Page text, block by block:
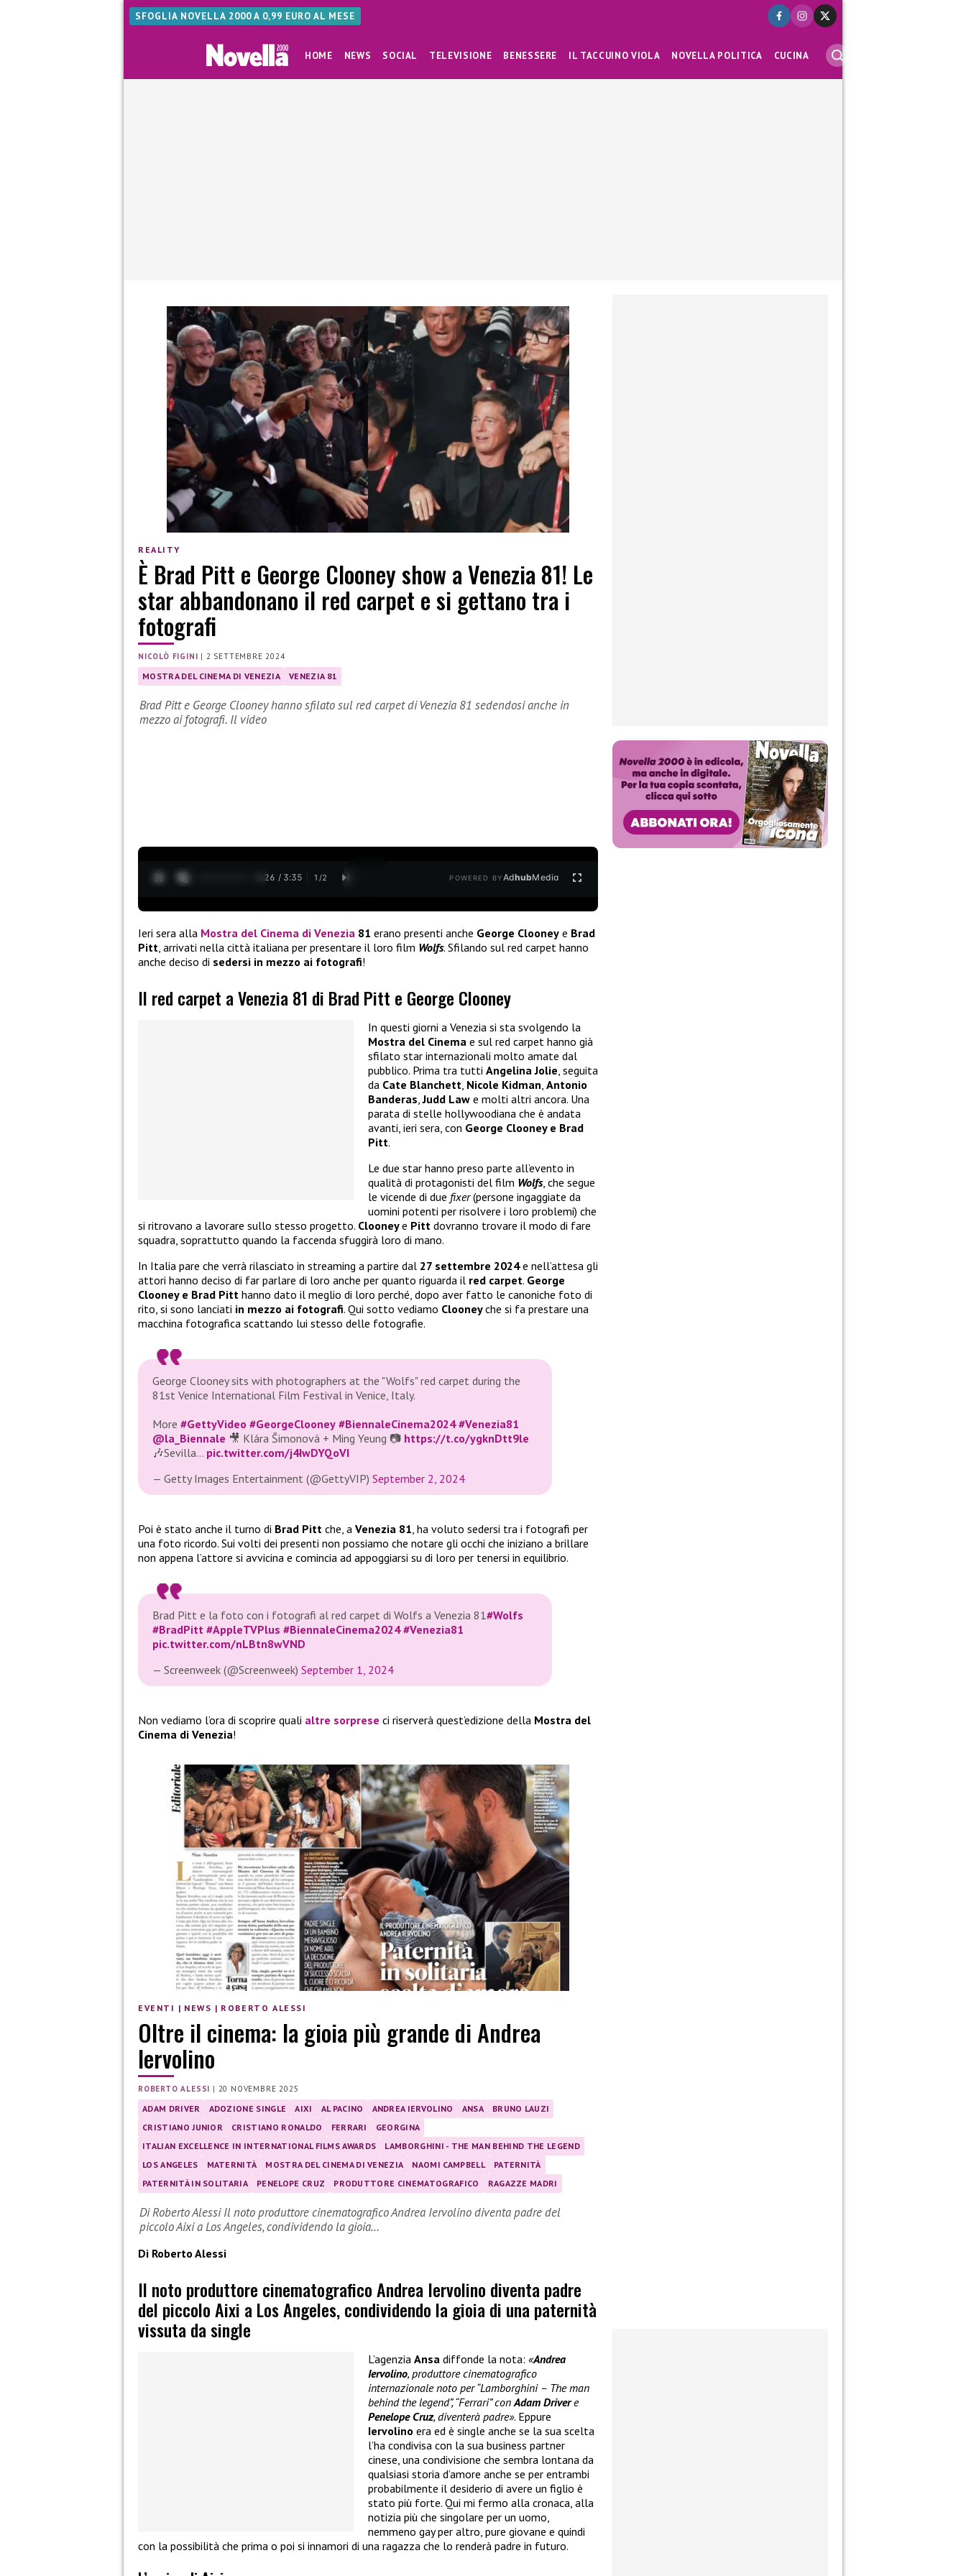
SFOGLIA NOVELLA 2000 A 0,99 EURO AL MESE
HOME NEWS SOCIAL TELEVISIONE BENESSERE IL TACCUINO VIOLA NOVELLA POLITICA CUCINA
REALITY
È Brad Pitt e George Clooney show a Venezia 81! Le
star abbandonano il red carpet e si gettano tra i
fotografi
NICOLÒ FIGINI | 2 SETTEMBRE 2024
MOSTRA DEL CINEMA DI VENEZIA VENEZIA 81
Brad Pitt e George Clooney hanno sfilato sul red carpet di Venezia 81 sedendosi anche in
mezzo ai fotografi. Il video
0:28 / 3:35 1 /2 POWERED BYAdhubMedia
Ieri sera alla Mostra del Cinema di Venezia 81 erano presenti anche George Clooney e Brad
Pitt , arrivati nella città italiana per presentare il loro film Wolfs. Sfilando sul red carpet hanno
anche deciso di sedersi in mezzo ai fotografi!
Il red carpet a Venezia 81 di Brad Pitt e George Clooney
In questi giorni a Venezia si sta svolgendo la
Mostra del Cinema e sul red carpet hanno già
sfilato star internazionali molto amate dal
pubblico. Prima tra tutti Angelina Jolie, seguita
da Cate Blanchett, Nicole Kidman, Antonio
Banderas,Judd Law e molti altri ancora. Una
parata di stelle hollywoodiana che è andata
avanti, ieri sera, con George Clooney e Brad
Pitt.
Le due star hanno preso parte all’evento in
qualità di protagonisti del film Wolfs, che segue
le vicende di due fixer(persone ingaggiate da
uomini potenti per risolvere i loro problemi) che
si ritrovano a lavorare sullo stesso progetto. Clooneye Pitt dovranno trovare il modo di fare
squadra, soprattutto quando la faccenda sfuggirà loro di mano.
In Italia pare che verrà rilasciato in streaming a partire dal 27 settembre 2024e nell’attesa gli
attori hanno deciso di far parlare di loro anche per quanto riguarda il red carpet. George
Clooney e Brad Pitt hanno dato il meglio di loro perché, dopo aver fatto le canoniche foto di
rito, si sono lanciati in mezzo ai fotografi. Qui sotto vediamo Clooneyche si fa prestare una
macchina fotografica scattando lui stesso delle fotografie.
George Clooney sits with photographers at the "Wolfs" red carpet during the
81st Venice International Film Festival in Venice, Italy.
More #GettyVideo #GeorgeClooney #BiennaleCinema2024 #Venezia81
@la_Biennale 🎥 Klára Šimonová + Ming Yeung 📷 https://t.co/ygknDtt9le
🎶Sevilla… pic.twitter.com/j4IwDYQoVI
— Getty Images Entertainment (@GettyVIP) September 2, 2024
Poi è stato anche il turno di Brad Pitt che, a Venezia 81 , ha voluto sedersi tra i fotografi per
una foto ricordo. Sui volti dei presenti non possiamo che notare gli occhi che iniziano a brillare
non appena l’attore si avvicina e comincia ad appoggiarsi su di loro per tenersi in equilibrio.
Brad Pitt e la foto con i fotografi al red carpet di Wolfs a Venezia 81#Wolfs
#BradPitt #AppleTVPlus #BiennaleCinema2024 #Venezia81
pic.twitter.com/nLBtn8wVND
— Screenweek (@Screenweek) September 1, 2024
Non vediamo l’ora di scoprire quali altre sorprese ci riserverà quest’edizione della Mostra del
Cinema di Venezia!
EVENTI | NEWS | ROBERTO ALESSI
Oltre il cinema: la gioia più grande di Andrea
Iervolino
ROBERTO ALESSI | 20 NOVEMBRE 2025
ADAM DRIVER ADOZIONE SINGLE AIXI AL PACINO ANDREA IERVOLINO ANSA
BRUNO LAUZI
CRISTIANO JUNIOR
CRISTIANO RONALDO FERRARI
GEORGINA
ITALIAN EXCELLENCE IN INTERNATIONAL FILMS AWARDS
LAMBORGHINI - THE MAN BEHIND THE LEGEND
LOS ANGELES
MATERNITÀ MOSTRA DEL CINEMA DI VENEZIA NAOMI CAMPBELL
PATERNITÀ
PATERNITÀ IN SOLITARIA
PENELOPE CRUZ PRODUTTORE CINEMATOGRAFICO RAGAZZE MADRI
Di Roberto Alessi Il noto produttore cinematografico Andrea Iervolino diventa padre del
piccolo Aixi a Los Angeles, condividendo la gioia…
Di Roberto Alessi
Il noto produttore cinematografico Andrea Iervolino diventa padre
del piccolo Aixi a Los Angeles, condividendo la gioia di una paternità
vissuta da single
L’agenzia Ansa diffonde la nota: «Andrea
Iervolino, produttore cinematografico
internazionale noto per “Lamborghini – The man
behind the legend”, “Ferrari” con Adam Drivere
Penelope Cruz, diventerà padre». Eppure
Iervolino era ed è single anche se la sua scelta
l’ha condivisa con la sua business partner
cinese, una condivisione che sembra lontana da
qualsiasi storia d’amore anche se per entrambi
probabilmente il desiderio di avere un figlio è
stato più forte. Qui mi fermo alla cronaca, alla
notizia più che singolare per un uomo,
nemmeno gay per altro, pure giovane e quindi
con la possibilità che prima o poi si innamori di una ragazza che lo renderà padre in futuro.